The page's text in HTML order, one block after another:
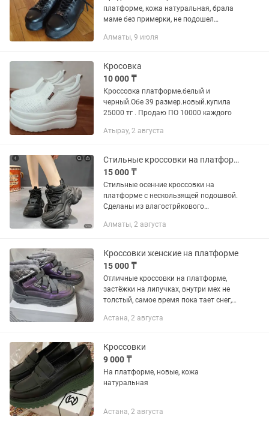
платформе, кожа натуральная, брала
маме без примерки, не подошел
дорогая. Турция
Алматы, 9 июля
Кросовка
10 000 ₸
Кроссовка платформе.белый и
черный.Обе 39 размер.новый.купила
25000 тг . Продаю ПО 10000 каждого
Атырау, 2 августа
Стильные кроссовки на платформе
15 000 ₸
Стильные осенние кроссовки на
платформе с нескользящей подошвой.
Сделаны из влагострйкового
Алматы, 2 августа
Кроссовки женские на платформе
15 000 ₸
Отличные кроссовки на платформе,
застёжки на липучках, внутри мех не
толстый, самое время пока тает снег,
купить, и на осень отлично будут,
Астана, 2 августа
Кроссовки
9 000 ₸
На платформе, новые, кожа
натуральная
Астана, 2 августа